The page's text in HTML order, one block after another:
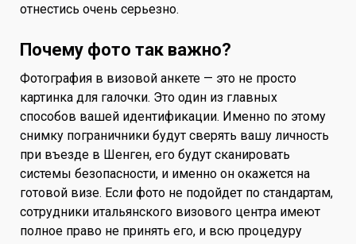
отнестись очень серьезно.
Почему фото так важно?
Фотография в визовой анкете — это не просто
картинка для галочки. Это один из главных
способов вашей идентификации. Именно по этому
снимку пограничники будут сверять вашу личность
при въезде в Шенген, его будут сканировать
системы безопасности, и именно он окажется на
готовой визе. Если фото не подойдет по стандартам,
сотрудники итальянского визового центра имеют
полное право не принять его, и всю процедуру